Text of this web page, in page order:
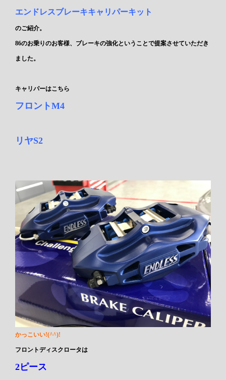
エンドレスブレーキキャリパーキット
のご紹介。
86のお乗りのお客様、ブレーキの強化ということで提案させていただき
ました。
キャリパーはこちら
フロントM4
リヤS2
かっこいい!(^^)!
フロントディスクロータは
2ピース